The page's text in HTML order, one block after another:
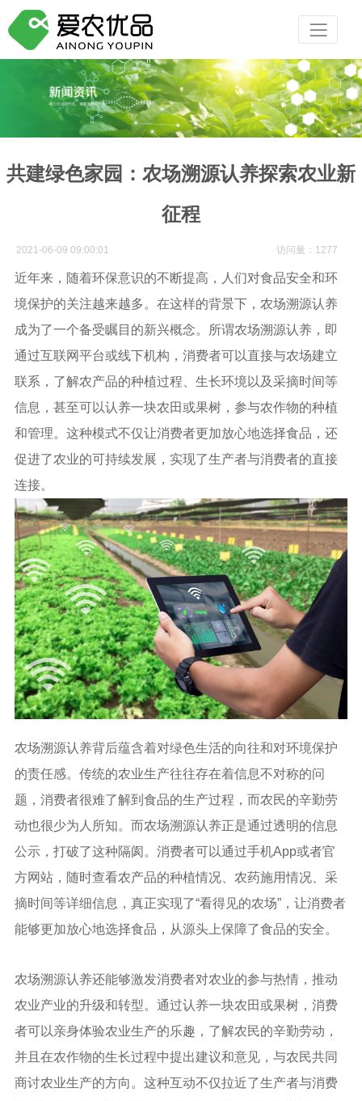
共建绿色家园：农场溯源认养探索农业新
征程
2021-06-09 09:00:01 访问量：1277
近年来，随着环保意识的不断提高，人们对食品安全和环
境保护的关注越来越多。在这样的背景下，农场溯源认养
成为了一个备受瞩目的新兴概念。所谓农场溯源认养，即
通过互联网平台或线下机构，消费者可以直接与农场建立
联系，了解农产品的种植过程、生长环境以及采摘时间等
信息，甚至可以认养一块农田或果树，参与农作物的种植
和管理。这种模式不仅让消费者更加放心地选择食品，还
促进了农业的可持续发展，实现了生产者与消费者的直接
连接。
农场溯源认养背后蕴含着对绿色生活的向往和对环境保护
的责任感。传统的农业生产往往存在着信息不对称的问
题，消费者很难了解到食品的生产过程，而农民的辛勤劳
动也很少为人所知。而农场溯源认养正是通过透明的信息
公示，打破了这种隔阂。消费者可以通过手机App或者官
方网站，随时查看农产品的种植情况、农药施用情况、采
摘时间等详细信息，真正实现了“看得见的农场”，让消费者
能够更加放心地选择食品，从源头上保障了食品的安全。
农场溯源认养还能够激发消费者对农业的参与热情，推动
农业产业的升级和转型。通过认养一块农田或果树，消费
者可以亲身体验农业生产的乐趣，了解农民的辛勤劳动，
并且在农作物的生长过程中提出建议和意见，与农民共同
商讨农业生产的方向。这种互动不仅拉近了生产者与消费